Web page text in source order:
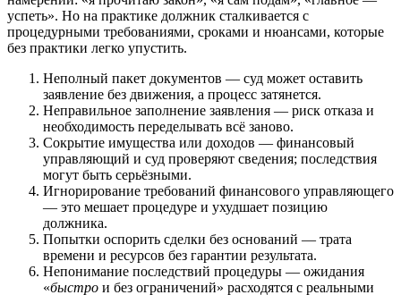
успеть». Но на практике должник сталкивается с
процедурными требованиями, сроками и нюансами, которые
без практики легко упустить.
Неполный пакет документов — суд может оставить
заявление без движения, а процесс затянется.
Неправильное заполнение заявления — риск отказа и
необходимость переделывать всё заново.
Сокрытие имущества или доходов — финансовый
управляющий и суд проверяют сведения; последствия
могут быть серьёзными.
Игнорирование требований финансового управляющего
— это мешает процедуре и ухудшает позицию
должника.
Попытки оспорить сделки без оснований — трата
времени и ресурсов без гарантии результата.
Непонимание последствий процедуры — ожидания
«быстро и без ограничений» расходятся с реальными